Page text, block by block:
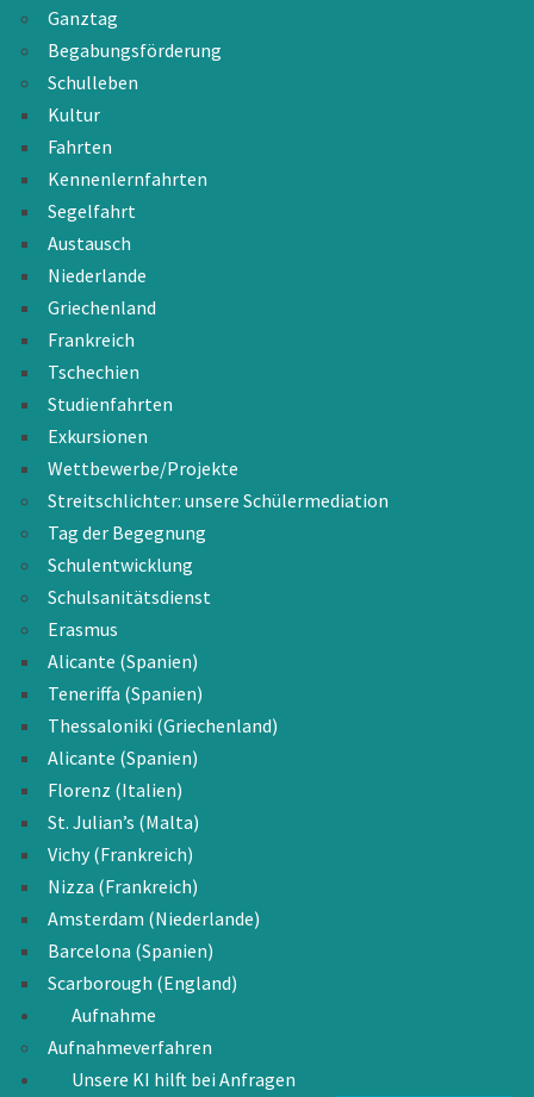
Ganztag
Begabungsförderung
Schulleben
Kultur
Fahrten
Kennenlernfahrten
Segelfahrt
Austausch
Niederlande
Griechenland
Frankreich
Tschechien
Studienfahrten
Exkursionen
Wettbewerbe/Projekte
Streitschlichter: unsere Schülermediation
Tag der Begegnung
Schulentwicklung
Schulsanitätsdienst
Erasmus
Alicante (Spanien)
Teneriffa (Spanien)
Thessaloniki (Griechenland)
Alicante (Spanien)
Florenz (Italien)
St. Julian’s (Malta)
Vichy (Frankreich)
Nizza (Frankreich)
Amsterdam (Niederlande)
Barcelona (Spanien)
Scarborough (England)
Aufnahme
Aufnahmeverfahren
Unsere KI hilft bei Anfragen